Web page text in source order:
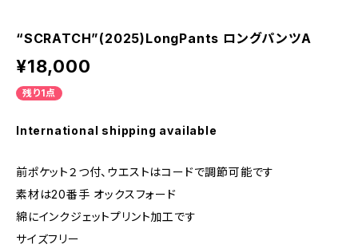
“SCRATCH”(2025)LongPants ロングパンツA
¥18,000
残り1点
International shipping available
前ポケット２つ付、ウエストはコードで調節可能です
素材は20番手 オックスフォード
綿にインクジェットプリント加工です
サイズフリー